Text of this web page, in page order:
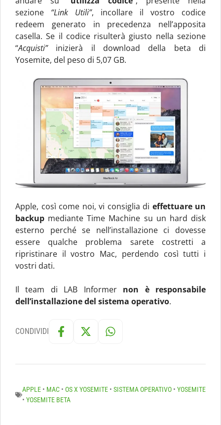
sezione “Link Utili”, incollare il vostro codice
redeem generato in precedenza nell’apposita
casella. Se il codice risulterà giusto nella sezione
“Acquisti” inizierà il download della beta di
Yosemite, del peso di 5,07 GB.
Apple, così come noi, vi consiglia di effettuare un
backup mediante Time Machine su un hard disk
esterno perché se nell’installazione ci dovesse
essere qualche problema sarete costretti a
ripristinare il vostro Mac, perdendo così tutti i
vostri dati.
Il team di LAB Informer non è responsabile
dell’installazione del sistema operativo.
CONDIVIDI
APPLE • MAC • OS X YOSEMITE • SISTEMA OPERATIVO • YOSEMITE
• YOSEMITE BETA